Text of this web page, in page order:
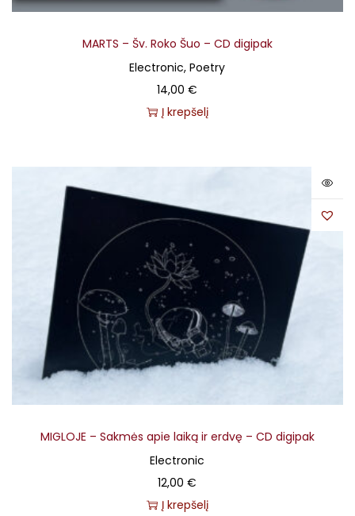
MARTS – Šv. Roko Šuo – CD digipak
Electronic, Poetry
14,00€
Į krepšelį
MIGLOJE – Sakmės apie laiką ir erdvę – CD digipak
Electronic
12,00€
Į krepšelį